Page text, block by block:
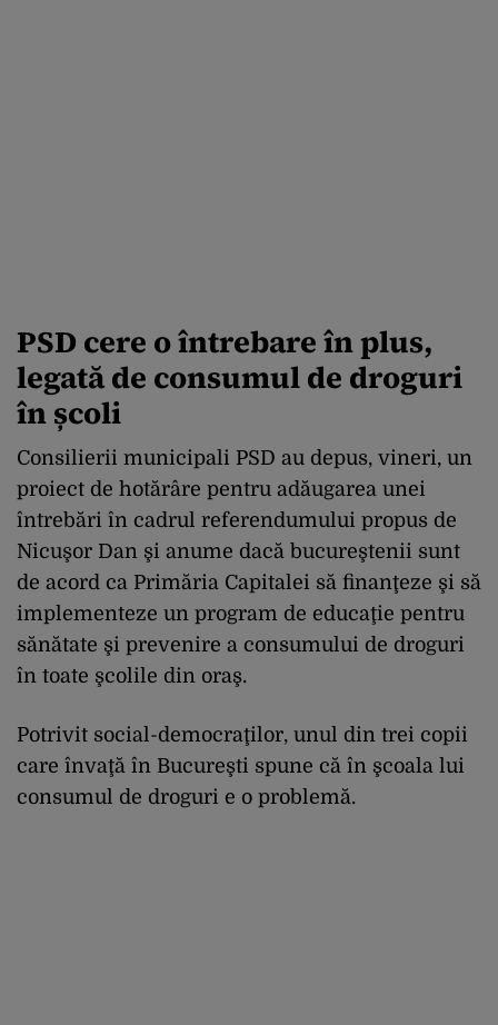
PSD cere o întrebare în plus,
legată de consumul de droguri
în școli
Consilierii municipali PSD au depus, vineri, un
proiect de hotărâre pentru adăugarea unei
întrebări în cadrul referendumului propus de
Nicuşor Dan şi anume dacă bucureştenii sunt
de acord ca Primăria Capitalei să finanţeze şi să
implementeze un program de educaţie pentru
sănătate şi prevenire a consumului de droguri
în toate şcolile din oraş.
Potrivit social-democraţilor, unul din trei copii
care învaţă în Bucureşti spune că în şcoala lui
consumul de droguri e o problemă.